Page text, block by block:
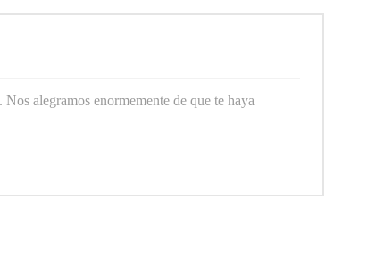
alegramos enormemente de que te haya